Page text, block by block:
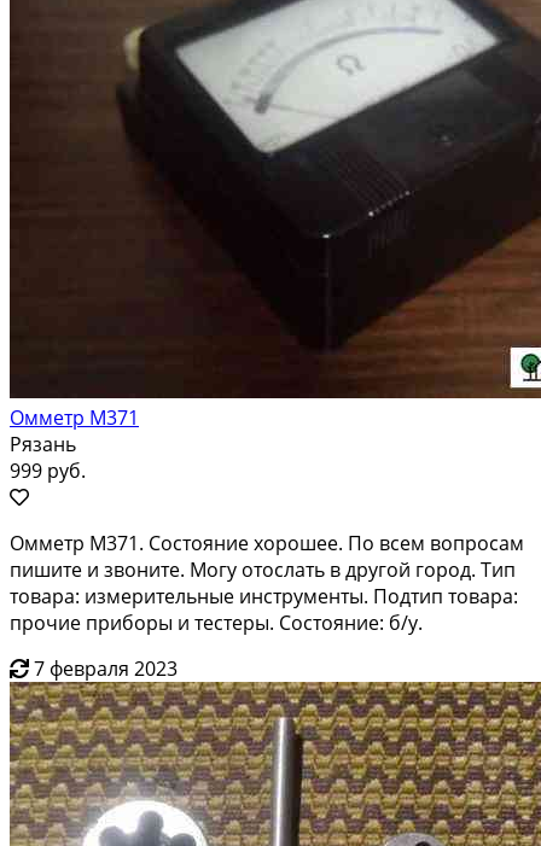
Омметр М371
Рязань
999 руб.
Омметр М371. Состояние хорошее. По всем вопросам
пишите и звоните. Могу отослать в другой город. Тип
товара: измерительные инструменты. Подтип товара:
прочие приборы и тестеры. Состояние: б/у.
7 февраля 2023